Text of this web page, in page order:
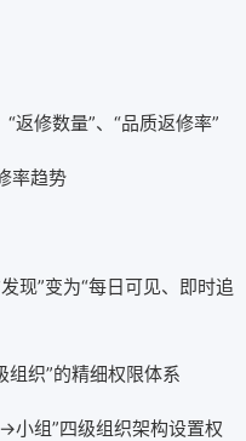
返修数量”、“品质返修率”
率趋势
现”变为“每日可见、即时追
组织”的精细权限体系
组”四级组织架构设置权